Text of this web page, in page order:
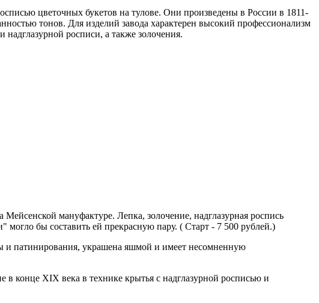
цветочных букетов на тулове. Они произведены в России в 1811-
тонов. Для изделий завода характерен высокий профессионализм
росписи, а также золочения.
мануфактуре. Лепка, золочение, надглазурная роспись
бы составить ей прекрасную пару. ( Старт - 7 500 рублей.)
и патинирования, украшена яшмой и имеет несомненную
конце XIX века в технике крытья с надглазурной росписью и